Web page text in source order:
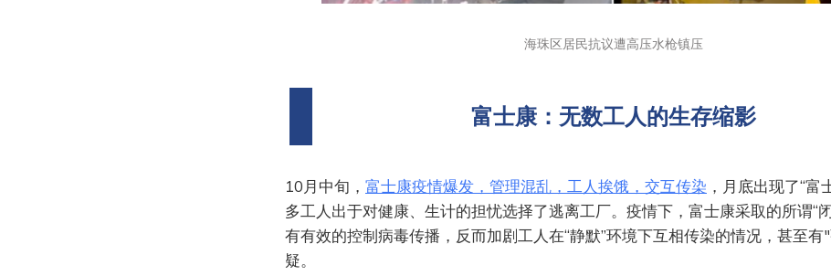
海珠区居民抗议遭高压水枪镇压
富士康：无数工人的生存缩影
10月中旬， 富士康疫情爆发，管理混乱，工人挨饿，交互传染 ，月底出现了“富
多工人出于对健康、生计的担忧选择了逃离工厂。疫情下，富士康采取的所谓“
有有效的控制病毒传播，反而加剧工人在“静默”环境下互相传染的情况，甚至有
疑。